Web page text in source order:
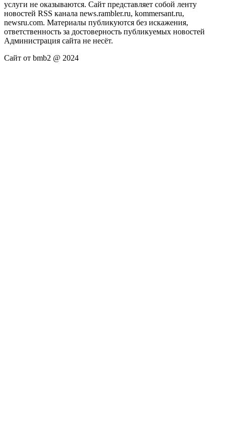
услуги не оказываются. Сайт представляет собой ленту
новостей RSS канала news.rambler.ru, kommersant.ru,
newsru.com. Материалы публикуются без искажения,
ответственность за достоверность публикуемых новостей
Администрация сайта не несёт.
Сайт от bmb2 @ 2024